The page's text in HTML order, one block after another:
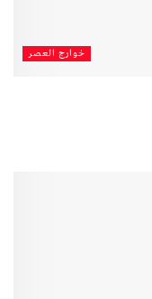
خوارج العصر